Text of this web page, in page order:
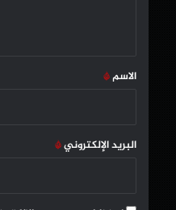
*
الاسم*
البريد الإلكتروني*